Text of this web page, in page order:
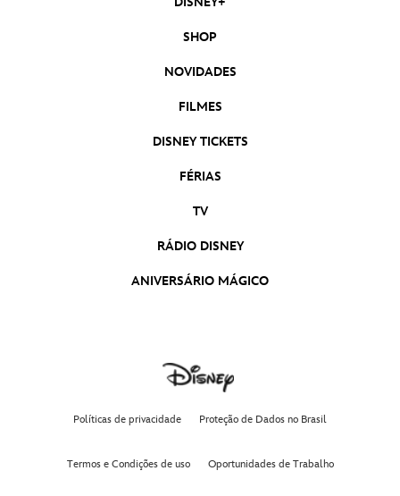
SHOP
NOVIDADES
FILMES
DISNEY TICKETS
FÉRIAS
TV
RÁDIO DISNEY
ANIVERSÁRIO MÁGICO
Políticas de privacidade Proteção de Dados no Brasil
Termos e Condições de uso Oportunidades de Trabalho